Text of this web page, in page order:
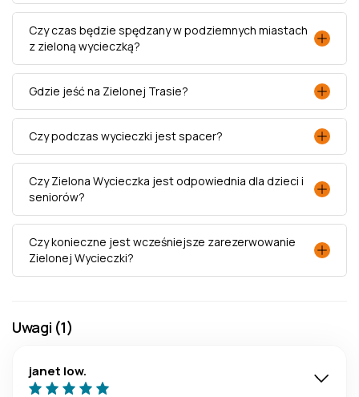
Czy czas będzie spędzany w podziemnych miastach
z zieloną wycieczką?
Gdzie jeść na Zielonej Trasie?
Czy podczas wycieczki jest spacer?
Czy Zielona Wycieczka jest odpowiednia dla dzieci i
seniorów?
Czy konieczne jest wcześniejsze zarezerwowanie
Zielonej Wycieczki?
Uwagi (1)
janet low.